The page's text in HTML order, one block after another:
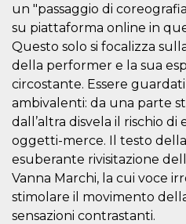
un "passaggio di
su piattaforma online in
Questo solo si focalizza
della performer e la sua
circostante. Essere
ambivalenti: da una parte
dall’altra disvela il rischio
oggetti-merce. Il testo
esuberante rivisitazione
Vanna Marchi, la cui voce
stimolare il movimento
sensazioni contrastanti.
PHPSESSID
PHP.net